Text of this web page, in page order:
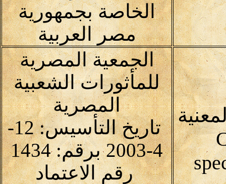
الخاصة بجمهورية
مصر العربية
الجمعية المصرية
للمأثورات الشعبية
المصرية
تاريخ التأسيس: 12-
4-2003 برقم: 1434
رقم الاعتماد